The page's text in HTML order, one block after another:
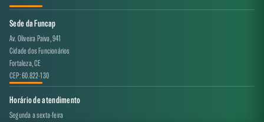
Sede da Funcap
Av. Oliveira Paiva, 941
Cidade dos Funcionários
Fortaleza, CE
CEP: 60.822-130
Horário de atendimento
Segunda a sexta-feira